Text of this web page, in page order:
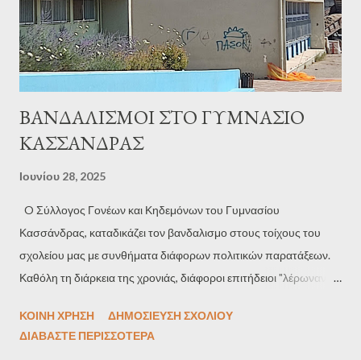
θαλάσσιου μοτοποδήλατου (jet ski) και ενός ιδιωτικού σκάφους
μεταφέρθηκαν στην ακτή. Πηγή:thes.gr * Φωτογραφία αρχείου
ΒΑΝΔΑΛΙΣΜΟΙ ΣΤΟ ΓΥΜΝΑΣΙΟ
ΚΑΣΣΑΝΔΡΑΣ
Ιουνίου 28, 2025
O Σύλλογος Γονέων και Κηδεμόνων του Γυμνασίου
Κασσάνδρας, καταδικάζει τον βανδαλισμο στους τοίχους του
σχολείου μας με συνθήματα διάφορων πολιτικών παρατάξεων.
Καθόλη τη διάρκεια της χρονιάς, διάφοροι επιτήδειοι "λέρωναν"
εκπαιδευτικούς, την άλλη μέρα ήταν πάλι εκεί, άγνωστο πότε
ΚΟΙΝΉ ΧΡΉΣΗ
ΔΗΜΟΣΊΕΥΣΗ ΣΧΟΛΊΟΥ
ΔΙΑΒΆΣΤΕ ΠΕΡΙΣΣΌΤΕΡΑ